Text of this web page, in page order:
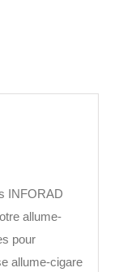
INFORAD
allume-
pour
allume-cigare